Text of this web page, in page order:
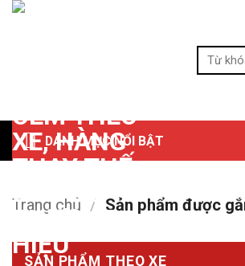
Bỏ
Tìm
DANH MỤC NỔI BẬT
Trang chủ / Sản phẩm được
SẢN PHẨM THEO XE